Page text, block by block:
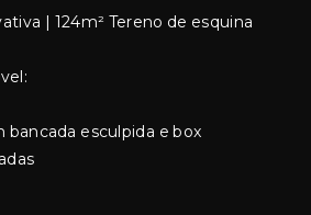
| 124m² Tereno de esquina
bancada esculpida e box